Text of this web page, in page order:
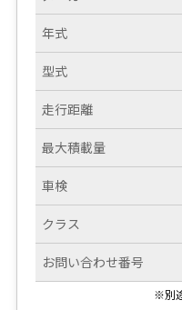
年式
型式
走行距離
最大積載量
車検
クラス
お問い合わせ番号
※別